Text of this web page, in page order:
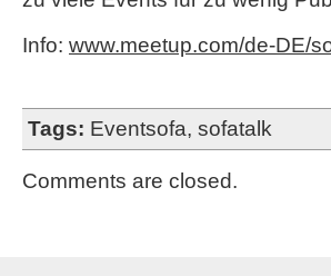
Info: www.meetup.com/de-DE/
Tags: Eventsofa, sofatalk
Comments are closed.